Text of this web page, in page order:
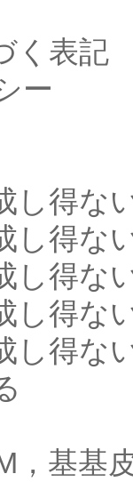
く表記
ー
し得な
し得な
し得な
し得な
し得な
，基基